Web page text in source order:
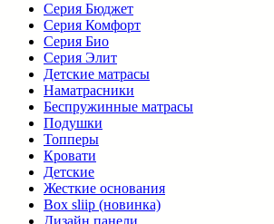
Серия Бюджет
Серия Комфорт
Серия Био
Серия Элит
Детские матрасы
Наматрасники
Беспружинные матрасы
Подушки
Топперы
Кровати
Детские
Жесткие основания
Box sliip (новинка)
Дизайн панели